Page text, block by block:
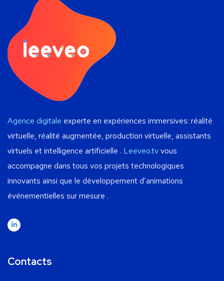
Agence digitale experte en expériences immersives: réalité
virtuelle, réalité augmentée, production virtuelle, assistants
virtuels et intelligence artificielle . Leeveo.tvvous
accompagne dans tous vos projets technologiques
innovants ainsi que le développement d’animations
événementielles sur mesure .
Contacts